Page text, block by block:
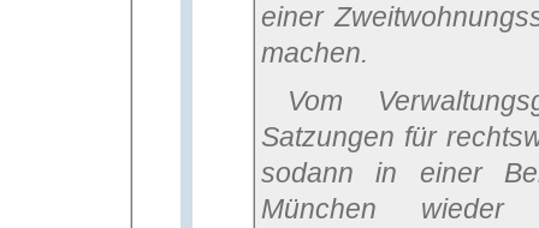
einer
machen.
Vom Verwaltungsgericht München wurden 2
Satzungen für
sodann in einer
München wieder